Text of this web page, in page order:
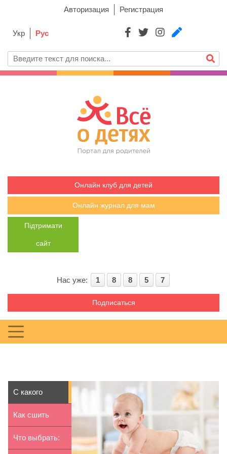
Авторизация Регистрация
Укр Рус
Онлайн клуб для детей
Онлайн журнал для мам
Підтримати
сайт
Нас уже: 1 8 8 5 7
Подписаться
С какого
возраста
носить
Как сшить
детское
Что выбрать: